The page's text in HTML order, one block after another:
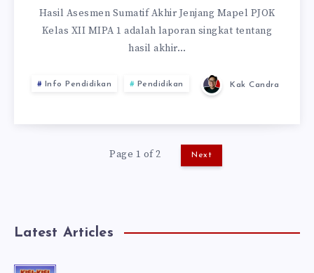
Hasil Asesmen Sumatif Akhir Jenjang Mapel PJOK
Kelas XII MIPA 1 adalah laporan singkat tentang
hasil akhir…
Info Pendidikan Pendidikan Kak Candra
Page 1 of 2 Next
Latest Articles